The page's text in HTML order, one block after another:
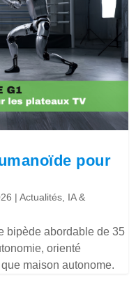
pour
|Actualités IA &
bipède abordable de 35
orienté
maison autonome.